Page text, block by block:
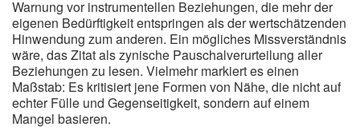
Warnung vor instrumentellen Beziehungen, die mehr der
eigenen Bedürftigkeit entspringen als der wertschätzenden
Hinwendung zum anderen. Ein mögliches Missverständnis
wäre, das Zitat als zynische Pauschalverurteilung aller
Beziehungen zu lesen. Vielmehr markiert es einen
Maßstab: Es kritisiert jene Formen von Nähe, die nicht auf
echter Fülle und Gegenseitigkeit, sondern auf einem
Mangel basieren.